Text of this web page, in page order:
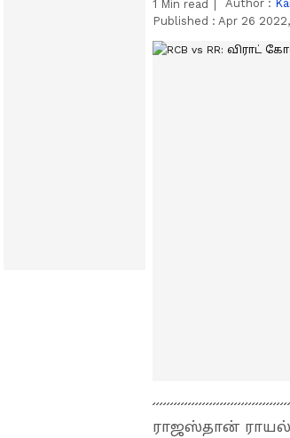
1 Min read Author :
Published : Apr 26
ராஜஸ்தான்